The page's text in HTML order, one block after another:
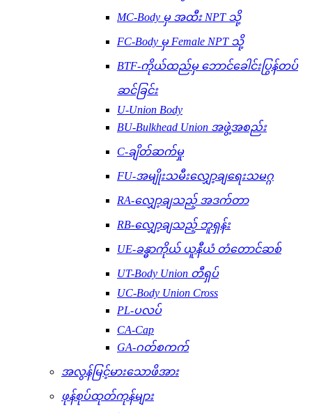
MC-Body မှ အထီး NPT သို့
FC-Body မှ Female NPT သို့
BTF-ကိုယ်ထည်မှ ဘောင်ခေါင်းပြွန်တပ်
ဆင်ခြင်း
U-Union Body
BU-Bulkhead Union အဖွဲ့အစည်း
C-ချိတ်ဆက်မှု
FU-အမျိုးသမီးလျှော့ချရေးသမဂ္ဂ
RA-လျှော့ချသည့် အဒက်တာ
RB-လျှော့ချသည့် ဘူရှန်း
UE-ခန္ဓာကိုယ် ယူနီယံ တံတောင်ဆစ်
UT-Body Union တီရှပ်
UC-Body Union Cross
PL-ပလပ်
CA-Cap
GA-ဂတ်စကက်
အလွန်မြင့်မားသောဖိအား
ဖုန်စုပ်ထုတ်ကုန်များ